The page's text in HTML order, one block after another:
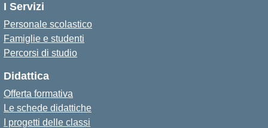
I Servizi
Personale scolastico
Famiglie e studenti
Percorsi di studio
Didattica
Offerta formativa
Le schede didattiche
I progetti delle classi